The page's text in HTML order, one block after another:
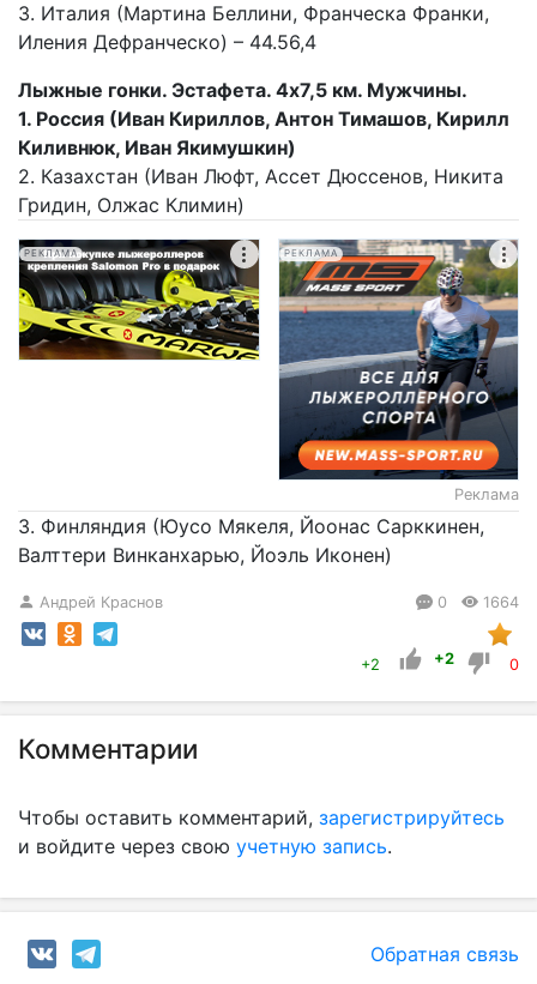
3. Италия (Мартина Беллини, Франческа Франки,
Иления Дефранческо) – 44.56,4
Лыжные гонки. Эстафета. 4х7,5 км. Мужчины.
1. Россия (Иван Кириллов, Антон Тимашов, Кирилл
Киливнюк, Иван Якимушкин)
2. Казахстан (Иван Люфт, Ассет Дюссенов, Никита
Гридин, Олжас Климин)
РЕКЛАМА РЕКЛАМА
Реклама
3. Финляндия (Юусо Мякеля, Йоонас Сарккинен,
Валттери Винканхарью, Йоэль Иконен)
Андрей Краснов 0 1664
+2 +2 0
Комментарии
Чтобы оставить комментарий, зарегистрируйтесь
и войдите через свою учетную запись.
Обратная связь